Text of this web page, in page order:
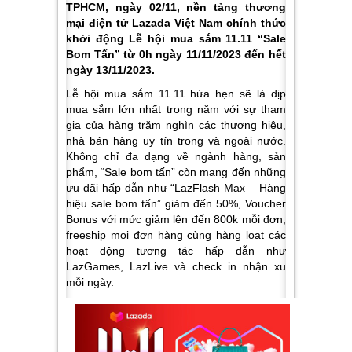
TPHCM, ngày 02/11, nền tảng thương
mại điện tử Lazada Việt Nam chính thức
khởi động Lễ hội mua sắm 11.11 “Sale
Bom Tấn” từ 0h ngày 11/11/2023 đến hết
ngày 13/11/2023.
Lễ hội mua sắm 11.11 hứa hẹn sẽ là dịp
mua sắm lớn nhất trong năm với sự tham
gia của hàng trăm nghìn các thương hiệu,
nhà bán hàng uy tín trong và ngoài nước.
Không chỉ đa dạng về ngành hàng, sản
phẩm, “Sale bom tấn” còn mang đến những
ưu đãi hấp dẫn như “LazFlash Max – Hàng
hiệu sale bom tấn” giảm đến 50%, Voucher
Bonus với mức giảm lên đến 800k mỗi đơn,
freeship mọi đơn hàng cùng hàng loạt các
hoạt động tương tác hấp dẫn như
LazGames, LazLive và check in nhận xu
mỗi ngày.